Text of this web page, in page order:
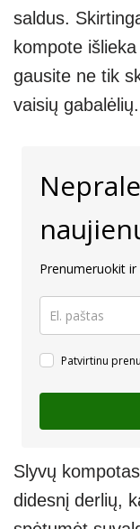
saldus.
kompote
gausite ne tik
vaisių gabalėlių.
Prenumeruokit
Patvirtinu
Slyvų
didesnį derlių,